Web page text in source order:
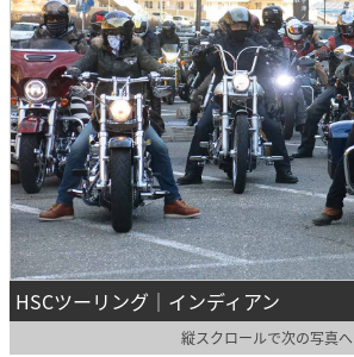
HSCツーリング｜インディアン
縦スクロールで次の写真へ